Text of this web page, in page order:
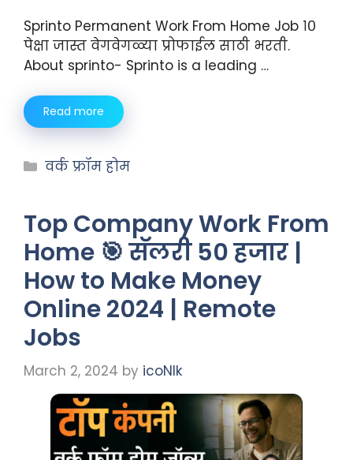
Sprinto Permanent Work From Home Job १०
पेक्षा जास्त वेगवेगळ्या प्रोफाईल साठी भरती.
About sprinto- Sprinto is a leading …
Read more
वर्क फ्रॉम होम
Top Company Work From
Home 🎯 सॅलरी 50 हजार |
How to Make Money
Online 2024 | Remote
Jobs
March 2, 2024 by icoNIk